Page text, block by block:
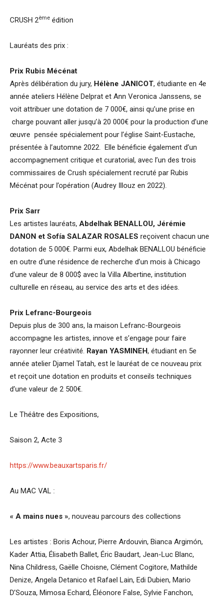
CRUSH 2ème édition
Lauréats des prix :
Prix Rubis Mécénat
Après délibération du jury, Hélène JANICOT, étudiante en 4e
année ateliers Hélène Delprat et Ann Veronica Janssens, se
voit attribuer une dotation de 7 000€, ainsi qu’une prise en
charge pouvant aller jusqu’à 20 000€ pour la production d’une
œuvre pensée spécialement pour l’église Saint-Eustache,
présentée à l’automne 2022. Elle bénéficie également d’un
accompagnement critique et curatorial, avec l’un des trois
commissaires de Crush spécialement recruté par Rubis
Mécénat pour l’opération (Audrey Illouz en 2022).
Prix Sarr
Les artistes lauréats, Abdelhak BENALLOU, Jérémie
DANON et Sofía SALAZAR ROSALES reçoivent chacun une
dotation de 5 000€. Parmi eux, Abdelhak BENALLOU bénéficie
en outre d’une résidence de recherche d’un mois à Chicago
d’une valeur de 8 000$ avec la Villa Albertine, institution
culturelle en réseau, au service des arts et des idées.
Prix Lefranc-Bourgeois
Depuis plus de 300 ans, la maison Lefranc-Bourgeois
accompagne les artistes, innove et s’engage pour faire
rayonner leur créativité. Rayan YASMINEH, étudiant en 5e
année atelier Djamel Tatah, est le lauréat de ce nouveau prix
et reçoit une dotation en produits et conseils techniques
d’une valeur de 2 500€.
Le Théâtre des Expositions,
Saison 2, Acte 3
https://www.beauxartsparis.fr/
Au MAC VAL :
« A mains nues », nouveau parcours des collections
Les artistes : Boris Achour, Pierre Ardouvin, Bianca Argimón,
Kader Attia, Élisabeth Ballet, Éric Baudart, Jean-Luc Blanc,
Nina Childress, Gaëlle Choisne, Clément Cogitore, Mathilde
Denize, Angela Detanico et Rafael Lain, Edi Dubien, Mario
D’Souza, Mimosa Echard, Éléonore False, Sylvie Fanchon,